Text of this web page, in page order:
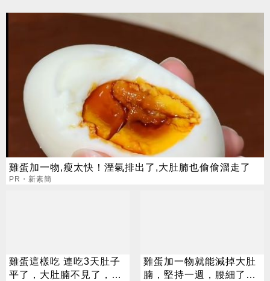
雞蛋加一物,瘦太快！溼氣排出了,大肚腩也偷偷溜走了
PR・新素簡
雞蛋這樣吃 連吃3天肚子
平了，大肚腩不見了，脂
雞蛋加一物就能減掉大肚
腩，堅持一週，腰細了，